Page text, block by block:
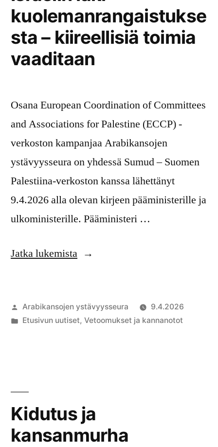
perustavanlaatuisia
ihmisoikeussitoumuksia”
kuolemanrangaistukse
sta – kiireellisiä toimia
vaaditaan
Osana European Coordination of Committees
and Associations for Palestine (ECCP) -
verkoston kampanjaa Arabikansojen
ystävyysseura on yhdessä Sumud – Suomen
Palestiina-verkoston kanssa lähettänyt
9.4.2026 alla olevan kirjeen pääministerille ja
ulkoministerille. Pääministeri …
Jatka lukemista”Israelin
–
kiireellisiä
Artikkelin
julkaisija
Arabikansojen ystävyysseura
9.4.2026
Julkaistu
Etusivun uutiset, Vetoomukset ja kannanotot
Kidutus ja
kansanmurha